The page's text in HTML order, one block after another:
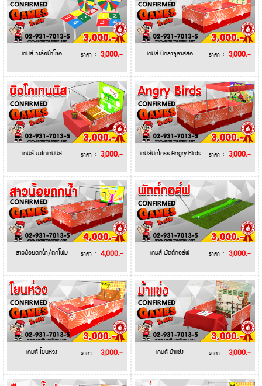
931-
7015
Call.
130-
0073
เกมส์ วงล้อนำโชค ราคา :3,000.- เกมส์ นักล่าจูลาสสิค ราคา :3,000.-
เกมส์ บิงโกเทนนิส ราคา :3,000.- เกมส์นกโกรธ Angry Birds ราคา :3,000.-
สาวน้อยตกน้ำ/ตกโฟม ราคา : 4,000.- เกมส์ พัตต์กอล์ฟ ราคา :3,000.-
เกมส์ โยนห่วง ราคา :3,000.- เกมส์ ม้าแข่ง ราคา :3,000.-